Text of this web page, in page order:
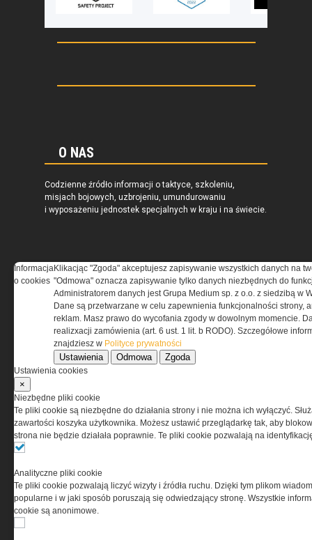
O NAS
Codzienne źródło informacji o taktyce, szkoleniu,
misjach bojowych, uzbrojeniu, umundurowaniu
i wyposażeniu jednostek specjalnych w kraju i na świecie.
REGULAMIN
Regulamin określa zasady korzystania z portalu
www.special-ops.pl
Korzystanie z portalu jest równoznaczne
z zaakceptowaniem warunków ustanowionych
odpowiedzialnością Spółka komandytowa, nr KRS:
0000537655, NIP 1132860378, REGON 146393437
(zwana dalej Grupa MEDIUM) w postaci Regulaminu.
Informacja
o cookies
Klikacjąc "Zgoda" akceptujesz zapisywanie wszystkich danych na
"Odmowa" oznacza zapisywanie tylko danych niezbędnych do
Administratorem danych jest Grupa Medium sp. z o.o. z siedzibą w
Dane są przetwarzane w celu zapewnienia funkcjonalności strony,
reklam. Masz prawo do wycofania zgody w dowolnym momencie.
realizxacji zamówienia (art. 6 ust. 1 lit. b RODO). Szczegółowe
znajdziesz w Polityce prywatności
Ustawienia Odmowa Zgoda
Ustawienia cookies
×
Niezbędne pliki cookie
Te pliki cookie są niezbędne do działania strony i nie można ich wyłączyć.
zawartości koszyka użytkownika. Możesz ustawić przeglądarkę tak, aby
strona nie będzie działała poprawnie. Te pliki cookie pozwalają na
Analityczne pliki cookie
Te pliki cookie pozwalają liczyć wizyty i źródła ruchu. Dzięki tym plikom
popularne i w jaki sposób poruszają się odwiedzający stronę. Wszystkie
cookie są anonimowe.